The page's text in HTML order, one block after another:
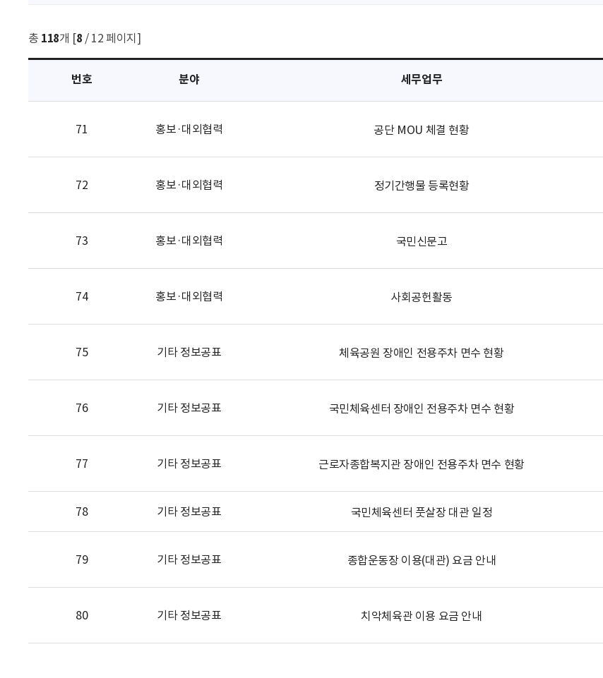
총 118개 [8 / 12 페이지]
번호 분야 세무업무
71 홍보·대외협력 공단 MOU 체결 현황
72 홍보·대외협력 정기간행물 등록현황
73 홍보·대외협력 국민신문고
74 홍보·대외협력 사회공헌활동
75 기타 정보공표 체육공원 장애인 전용주차 면수 현황
76 기타 정보공표 국민체육센터 장애인 전용주차 면수 현황
77 기타 정보공표 근로자종합복지관 장애인 전용주차 면수 현황
78 기타 정보공표 국민체육센터 풋살장 대관 일정
79 기타 정보공표 종합운동장 이용(대관) 요금 안내
80 기타 정보공표 치악체육관 이용 요금 안내